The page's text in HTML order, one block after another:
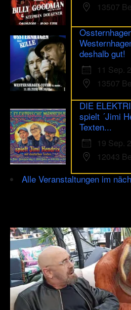
13507
deshalb gut!
11 Sep.
13507
DIE
spielt ´Jimi
Texten...
19 Sep.
12043
Alle Veranstaltungen im